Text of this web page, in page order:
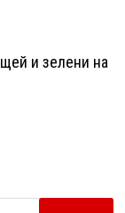
и зелени на